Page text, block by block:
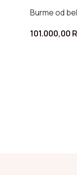
Burme od
101.000,00